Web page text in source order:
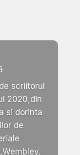
scriitorul
2020,din
si dorinta
de